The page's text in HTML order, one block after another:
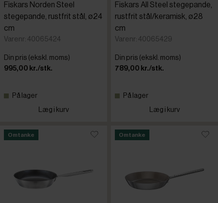
Fiskars Norden Steel
stegepande, rustfrit stål, ø24
cm
Varenr: 40065424
Din pris (ekskl. moms)
995,00 kr./stk.
På lager
Læg i kurv
Fiskars All Steel stegepande,
rustfrit stål/keramisk, ø28
cm
Varenr: 40065429
Din pris (ekskl. moms)
789,00 kr./stk.
På lager
Læg i kurv
Omtanke Omtanke